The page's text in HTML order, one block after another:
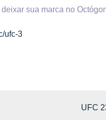
sua marca no
ufc-3
UFC